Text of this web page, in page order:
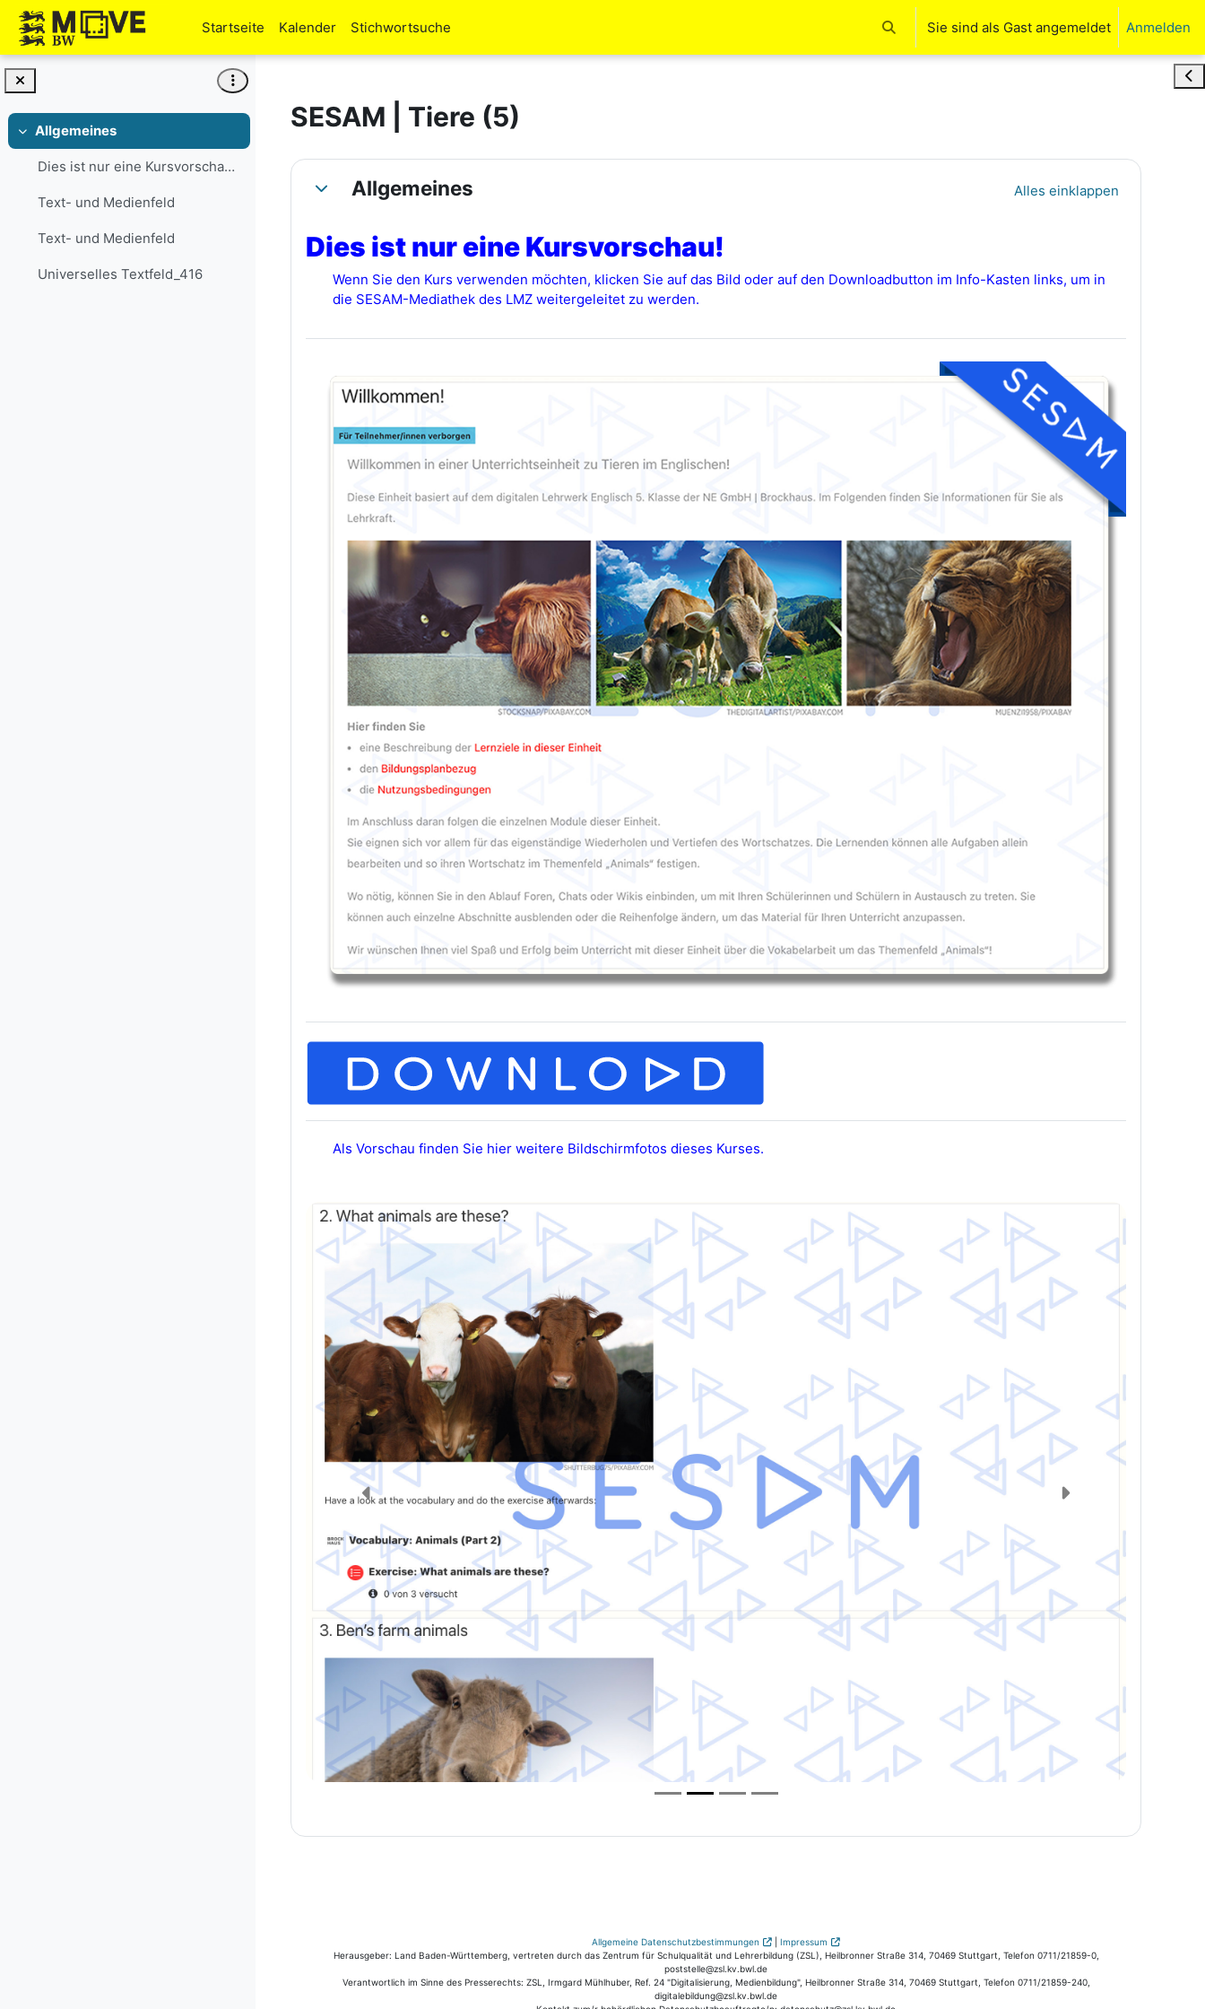
Zum Hauptinhalt
Startseite
Kalender Stichwortsuche Sucheingabe umschalten
Sie sind als Gast angemeldet Anmelden
Einklappen
Allgemeines
Dies ist nur eine Kursvorschau! Wenn Sie den Kurs ...
Text- und Medienfeld
Text- und Medienfeld
Universelles Textfeld_416
SESAM | Tiere (5)
Abschnittsübersicht
EinklappenAllgemeines Alles einklappen
Dies ist nur eine Kursvorschau!
Wenn Sie den Kurs verwenden möchten, klicken Sie auf das Bild oder auf den Downloadbutton im Info-Kasten links, um in
die SESAM-Mediathek des LMZ weitergeleitet zu werden.
Als Vorschau finden Sie hier weitere Bildschirmfotos dieses Kurses.
Allgemeine Datenschutzbestimmungen
Impressum
Herausgeber: Land Baden-Württemberg, vertreten durch das Zentrum für Schulqualität und Lehrerbildung (ZSL), Heilbronner Straße 314, 70469 Stuttgart, Telefon 0711/21859-0,
poststelle@zsl.kv.bwl.de
Verantwortlich im Sinne des Presserechts: ZSL, Irmgard Mühlhuber, Ref. 24 "Digitalisierung, Medienbildung", Heilbronner Straße 314, 70469 Stuttgart, Telefon 0711/21859-240,
digitalebildung@zsl.kv.bwl.de